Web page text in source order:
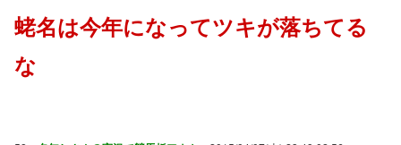
蛯名は今年になってツキが落ちてる
な